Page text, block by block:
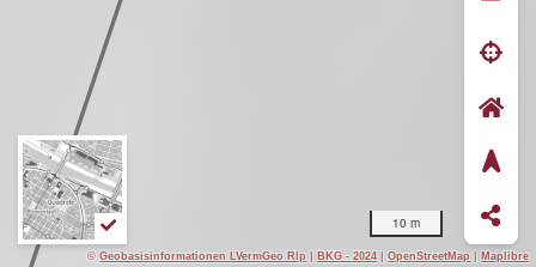
10 m
©Geobasisinformationen LVermGeo Rlp |BKG - 2024 |OpenStreetMap |Maplibre